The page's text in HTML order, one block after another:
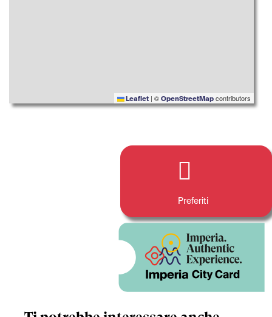
Leaflet | © OpenStreetMap contributors
Preferiti